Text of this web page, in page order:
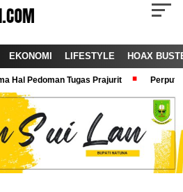
EKONOMI LIFESTYLE HOAX
Hal Pedoman Tugas Prajurit